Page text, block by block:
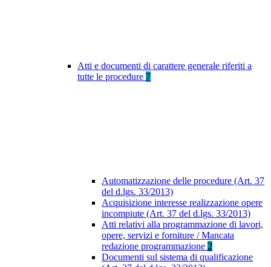
Atti e documenti di carattere generale riferiti a
tutte le procedure 7
Automatizzazione delle procedure (Art. 37
del d.lgs. 33/2013)
Acquisizione interesse realizzazione opere
incompiute (Art. 37 del d.lgs. 33/2013)
Atti relativi alla programmazione di lavori,
opere, servizi e forniture / Mancata
redazione programmazione 2
Documenti sul sistema di qualificazione